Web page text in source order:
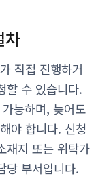
차
직접 진행하거
할 수 있습니다.
능하며, 늦어도
야 합니다. 신청
재지 또는 위탁가
당 부서입니다.